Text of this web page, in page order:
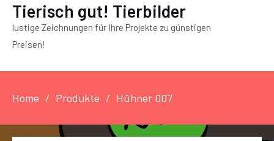
Tierisch gut! Tierbilder
lustige Zeichnungen für Ihre Projekte zu günstigen
Preisen!
Home Produkte Hühner 007